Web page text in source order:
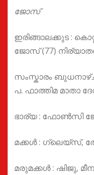
ജോസ്
ഇരിങ്ങാലക്കുട :
ജോസ് (77)
സംസ്കാരം
പ. ഫാത്തിമ മാതാ
ഭാര്യ : ഫോൺസി
മക്കൾ : ഗ്ലെയ്സ്,
മരുമക്കൾ : ഷിജു,